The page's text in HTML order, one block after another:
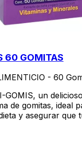
60 GOMITAS
- 60
GOMIS, un
de gomitas, ideal
y asegurar que